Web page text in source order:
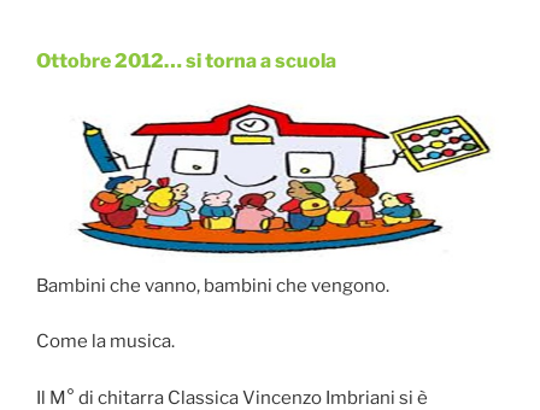
Pubblicato
Ottobre 2012… si torna a scuola
Bambini che vanno, bambini che vengono.
Come la musica.
Il M° di chitarra Classica Vincenzo Imbriani si è